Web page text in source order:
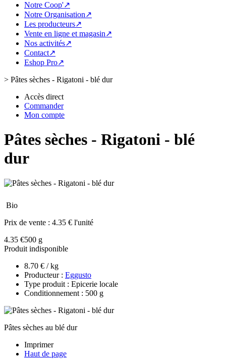
Notre Coop'↗
Notre Organisation↗
Les producteurs↗
Vente en ligne et magasin↗
Nos activités↗
Contact↗
Eshop Pro↗
> Pâtes sèches - Rigatoni - blé dur
Accès direct
Commander
Mon compte
Pâtes sèches - Rigatoni - blé
dur
Bio
Prix de vente : 4.35 € l'unité
4.35 €500 g
Produit indisponible
8.70 € / kg
Producteur : Eggusto
Type produit : Epicerie locale
Conditionnement : 500 g
Pâtes sèches au blé dur
Imprimer
Haut de page